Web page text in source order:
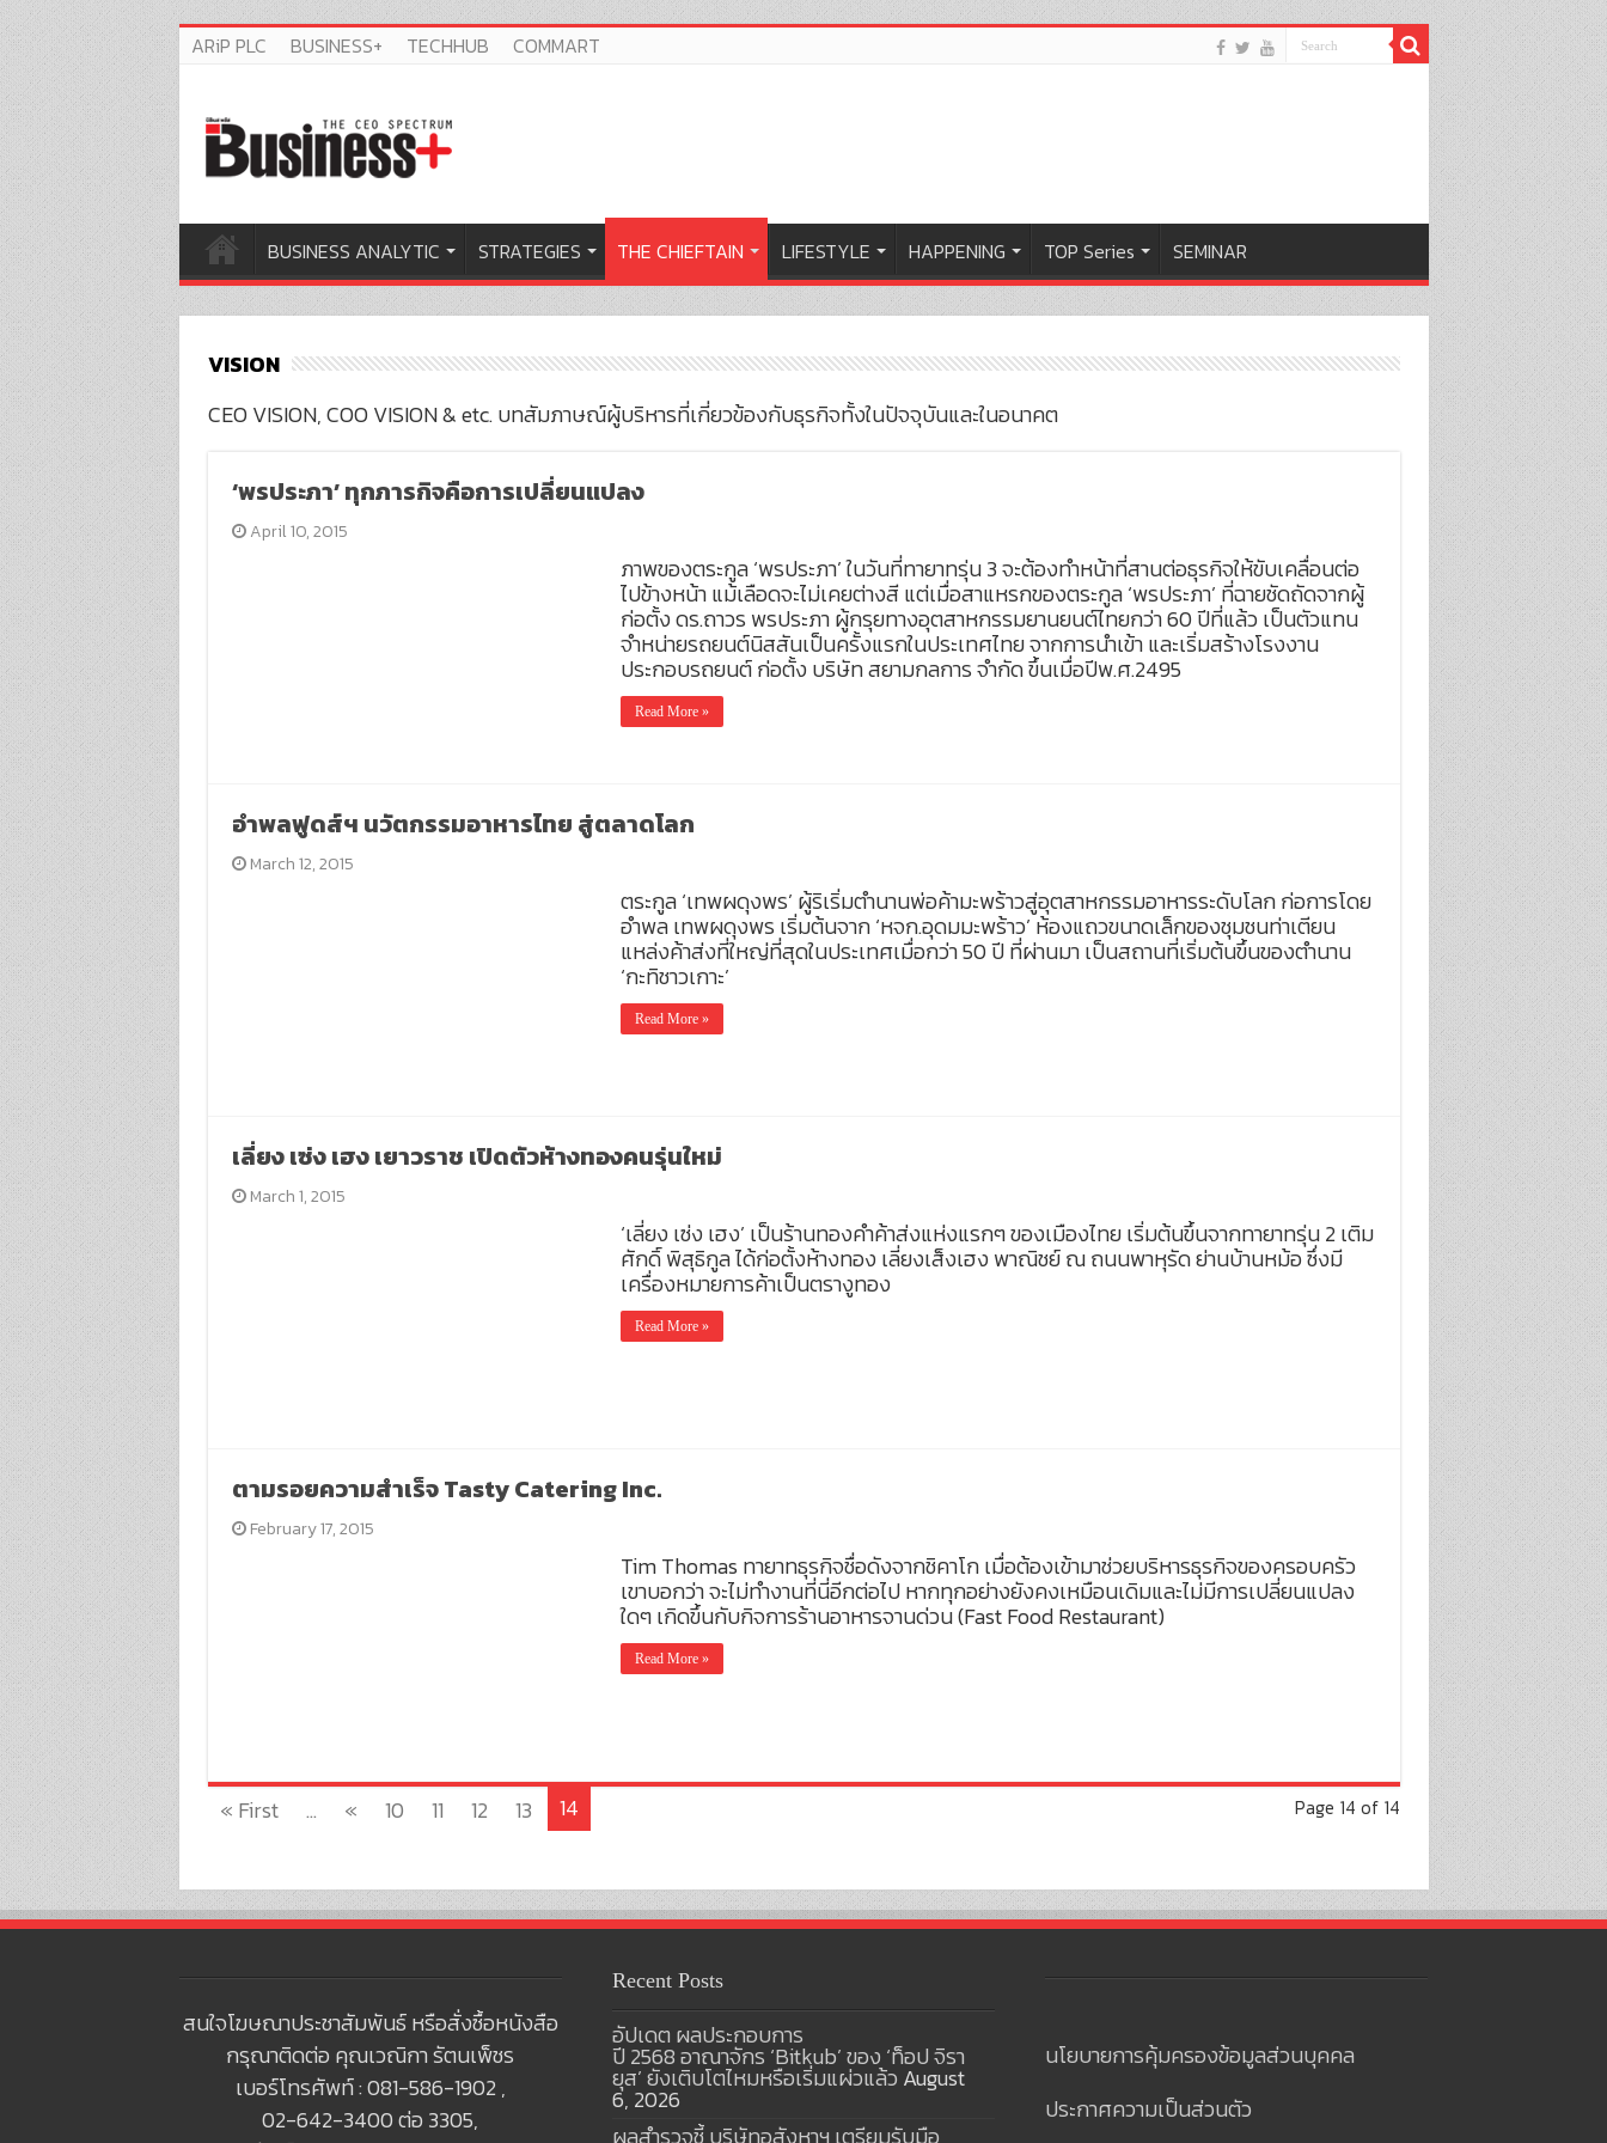
ARiP PLC BUSINESS+ TECHHUB COMMART
BUSINESS ANALYTIC STRATEGIES THE CHIEFTAIN LIFESTYLE HAPPENING TOP Series SEMINAR
VISION
CEO VISION, COO VISION & etc. บทสัมภาษณ์ผู้บริหารที่เกี่ยวข้องกับธุรกิจทั้งในปัจจุบันและในอนาคต
‘พรประภา’ ทุกภารกิจคือการเปลี่ยนแปลง
April 10, 2015
ภาพของตระกูล ‘พรประภา’ ในวันที่ทายาทรุ่น 3 จะต้องทำหน้าที่สานต่อธุรกิจให้ขับเคลื่อนต่อ
ไปข้างหน้า แม้เลือดจะไม่เคยต่างสี แต่เมื่อสาแหรกของตระกูล ‘พรประภา’ ที่ฉายชัดถัดจากผู้
ก่อตั้ง ดร.ถาวร พรประภา ผู้กรุยทางอุตสาหกรรมยานยนต์ไทยกว่า 60 ปีที่แล้ว เป็นตัวแทน
จำหน่ายรถยนต์นิสสันเป็นครั้งแรกในประเทศไทย จากการนำเข้า และเริ่มสร้างโรงงาน
ประกอบรถยนต์ ก่อตั้ง บริษัท สยามกลการ จำกัด ขึ้นเมื่อปีพ.ศ.2495
Read More »
อำพลฟูดส์ฯ นวัตกรรมอาหารไทย สู่ตลาดโลก
March 12, 2015
ตระกูล ‘เทพผดุงพร’ ผู้ริเริ่มตำนานพ่อค้ามะพร้าวสู่อุตสาหกรรมอาหารระดับโลก ก่อการโดย
อำพล เทพผดุงพร เริ่มต้นจาก ‘หจก.อุดมมะพร้าว’ ห้องแถวขนาดเล็กของชุมชนท่าเตียน
แหล่งค้าส่งที่ใหญ่ที่สุดในประเทศเมื่อกว่า 50 ปี ที่ผ่านมา เป็นสถานที่เริ่มต้นขึ้นของตำนาน
‘กะทิชาวเกาะ’
Read More »
เลี่ยง เซ่ง เฮง เยาวราช เปิดตัวห้างทองคนรุ่นใหม่
March 1, 2015
‘เลี่ยง เซ่ง เฮง’ เป็นร้านทองคำค้าส่งแห่งแรกๆ ของเมืองไทย เริ่มต้นขึ้นจากทายาทรุ่น 2 เติม
ศักดิ์ พิสุธิกูล ได้ก่อตั้งห้างทอง เลี่ยงเส็งเฮง พาณิชย์ ณ ถนนพาหุรัด ย่านบ้านหม้อ ซึ่งมี
เครื่องหมายการค้าเป็นตรางูทอง
Read More »
ตามรอยความสำเร็จ Tasty Catering Inc.
February 17, 2015
Tim Thomas ทายาทธุรกิจชื่อดังจากชิคาโก เมื่อต้องเข้ามาช่วยบริหารธุรกิจของครอบครัว
เขาบอกว่า จะไม่ทำงานที่นี่อีกต่อไป หากทุกอย่างยังคงเหมือนเดิมและไม่มีการเปลี่ยนแปลง
ใดๆ เกิดขึ้นกับกิจการร้านอาหารจานด่วน (Fast Food Restaurant)
Read More »
Page 14 of 14
« First ... « 10 11 12 13 14
สนใจโฆษณาประชาสัมพันธ์ หรือสั่งซื้อหนังสือ
กรุณาติดต่อ คุณเวณิกา รัตนเพ็ชร
เบอร์โทรศัพท์ : 081-586-1902 ,
02-642-3400 ต่อ 3305,
Recent Posts
อัปเดต ผลประกอบการ
ปี 2568 อาณาจักร ‘Bitkub’ ของ ‘ท็อป จิรา
ยุส’ ยังเติบโตไหมหรือเริ่มแผ่วแล้ว August
6, 2026
ผลสำรวจชี้ บริษัทอสังหาฯ เตรียมรับมือ
นโยบายการคุ้มครองข้อมูลส่วนบุคคล
ประกาศความเป็นส่วนตัว